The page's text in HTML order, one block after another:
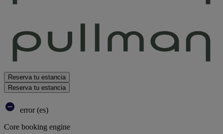
Reserva tu estancia
Reserva tu estancia
error (es)
Core booking engine